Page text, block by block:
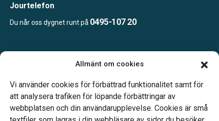
Allmänt om cookies
Vi använder cookies för förbättrad funktionalitet samt för
att analysera trafiken för löpande förbättringar av
webbplatsen och din användarupplevelse. Cookies är små
Jourtelefon
Du når oss dygnet runt på 0495-107 20
Telefonjour dygnet runt.